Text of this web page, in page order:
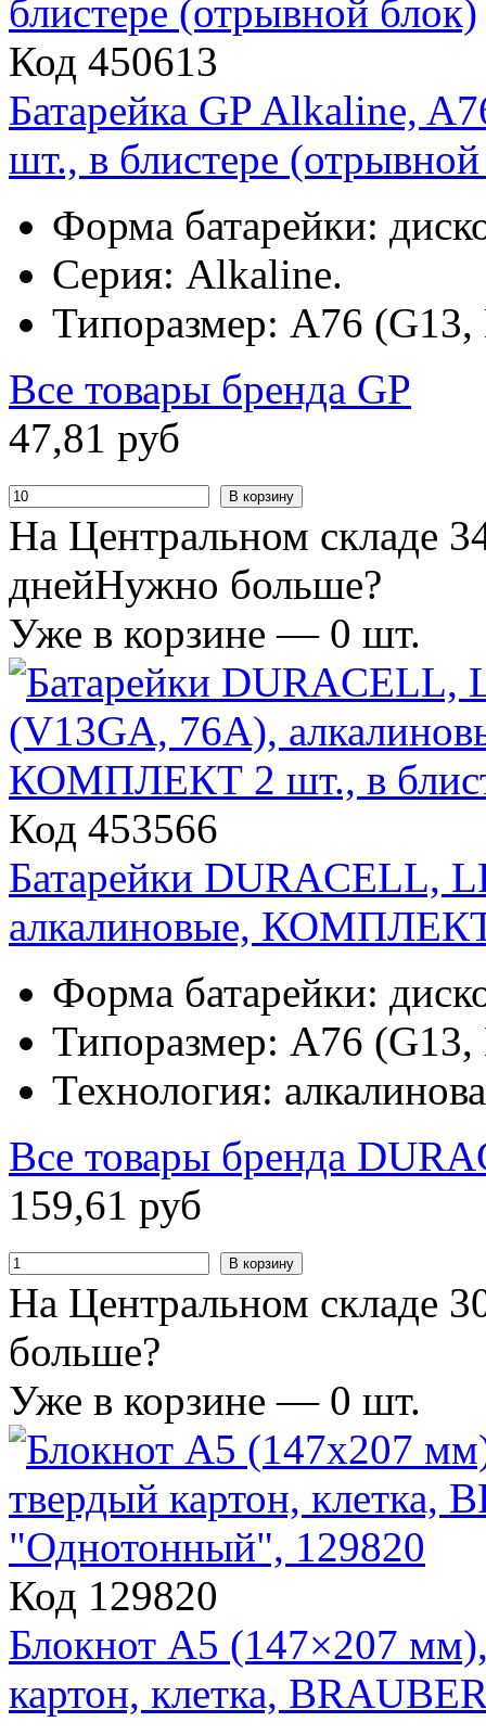
Код 450613
Батарейка GP Alkaline,
шт., в блистере
Форма батарейки:
Серия: Alkaline.
Типоразмер: A76
Все товары бренда GP
47,81 руб
В корзину
На Центральном складе
днейНужно больше?
Уже в корзине — 0 шт.
Код 453566
Батарейки DURACELL,
алкалиновые, КОМПЛЕКТ
Форма батарейки:
Типоразмер: A76
Технология:
Все товары бренда
159,61 руб
В корзину
На Центральном складе
больше?
Уже в корзине — 0 шт.
Код 129820
Блокнот А5 (147×207
картон, клетка,